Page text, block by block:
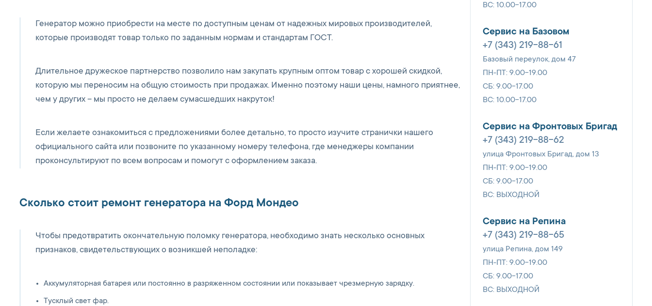
Генератор можно приобрести на месте по доступным ценам от надежных мировых производителей,
которые производят товар только по заданным нормам и стандартам ГОСТ.
Длительное дружеское партнерство позволило нам закупать крупным оптом товар с хорошей скидкой,
которую мы переносим на общую стоимость при продажах. Именно поэтому наши цены, намного приятнее,
чем у других – мы просто не делаем сумасшедших накруток!
Если желаете ознакомиться с предложениями более детально, то просто изучите странички нашего
официального сайта или позвоните по указанному номеру телефона, где менеджеры компании
проконсультируют по всем вопросам и помогут с оформлением заказа.
Сколько стоит ремонт генератора на Форд Мондео
Чтобы предотвратить окончательную поломку генератора, необходимо знать несколько основных
признаков, свидетельствующих о возникшей неполадке:
Аккумуляторная батарея или постоянно в разряженном состоянии или показывает чрезмерную зарядку.
Тусклый свет фар.
ВС: 10.00-17.00
Сервис на Базовом
+7 (343) 219-88-61
Базовый переулок, дом 47
ПН-ПТ: 9.00-19.00
СБ: 9.00-17.00
ВС: 10.00-17.00
Сервис на Фронтовых Бригад
+7 (343) 219-88-62
улица Фронтовых Бригад, дом 13
ПН-ПТ: 9.00-19.00
СБ: 9.00-17.00
ВС: ВЫХОДНОЙ
Сервис на Репина
+7 (343) 219-88-65
улица Репина, дом 149
ПН-ПТ: 9.00-19.00
СБ: 9.00-17.00
ВС: ВЫХОДНОЙ